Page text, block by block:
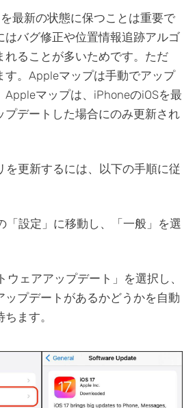
最新の状態に保つことは重要で
はバグ修正や位置情報追跡アルゴ
れることが多いためです。ただ
す。Appleマップは手動でアップ
Appleマップは、iPhoneのiOSを最
プデートした場合にのみ更新され
を更新するには、以下の手順に従
「設定」に移動し、「一般」を選
ウェアアップデート」を選択し、
ップデートがあるかどうかを自動
ます。